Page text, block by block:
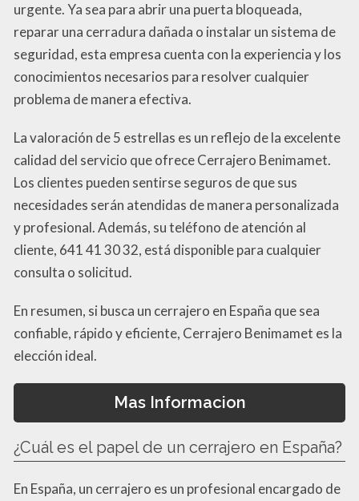
urgente. Ya sea para abrir una puerta bloqueada,
reparar una cerradura dañada o instalar un sistema de
seguridad, esta empresa cuenta con la experiencia y los
conocimientos necesarios para resolver cualquier
problema de manera efectiva.
La valoración de 5 estrellas es un reflejo de la excelente
calidad del servicio que ofrece Cerrajero Benimamet.
Los clientes pueden sentirse seguros de que sus
necesidades serán atendidas de manera personalizada
y profesional. Además, su teléfono de atención al
cliente, 641 41 30 32, está disponible para cualquier
consulta o solicitud.
En resumen, si busca un cerrajero en España que sea
confiable, rápido y eficiente, Cerrajero Benimamet es la
elección ideal.
Mas Informacion
¿Cuál es el papel de un cerrajero en España?
En España, un cerrajero es un profesional encargado de